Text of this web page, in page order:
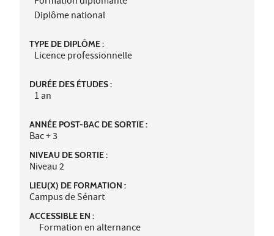
Diplôme national
TYPE DE DIPLÔME :
Licence professionnelle
DURÉE DES ÉTUDES :
1 an
ANNÉE POST-BAC DE SORTIE :
Bac + 3
NIVEAU DE SORTIE :
Niveau 2
LIEU(X) DE FORMATION :
Campus de Sénart
ACCESSIBLE EN :
Formation en alternance